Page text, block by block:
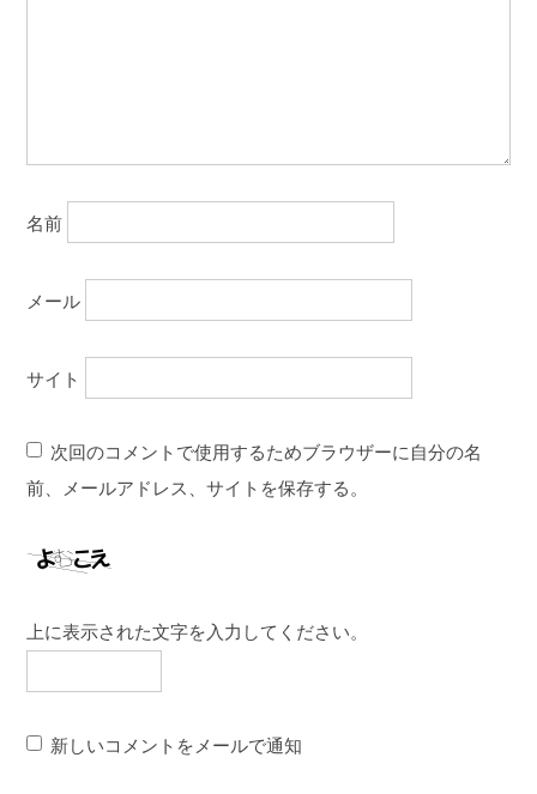
名前
メール
サイト
次回のコメントで使用するためブラウザーに自分の名
前、メールアドレス、サイトを保存する。
上に表示された文字を入力してください。
新しいコメントをメールで通知